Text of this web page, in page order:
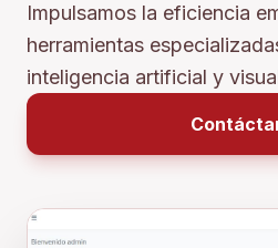
Impulsamos la eficiencia
herramientas
inteligencia artificial y